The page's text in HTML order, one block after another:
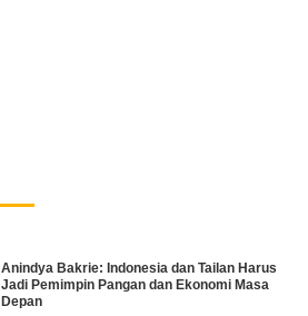
Anindya Bakrie: Indonesia dan Tailan Harus
Jadi Pemimpin Pangan dan Ekonomi Masa
Depan